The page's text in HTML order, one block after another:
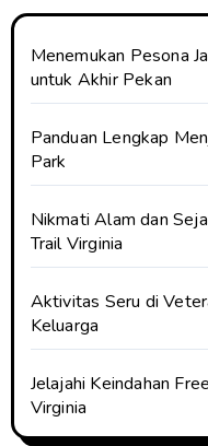
Menemukan Pesona
untuk Akhir Pekan
Panduan Lengkap
Park
Nikmati Alam dan
Trail Virginia
Aktivitas Seru di
Keluarga
Jelajahi Keindahan
Virginia